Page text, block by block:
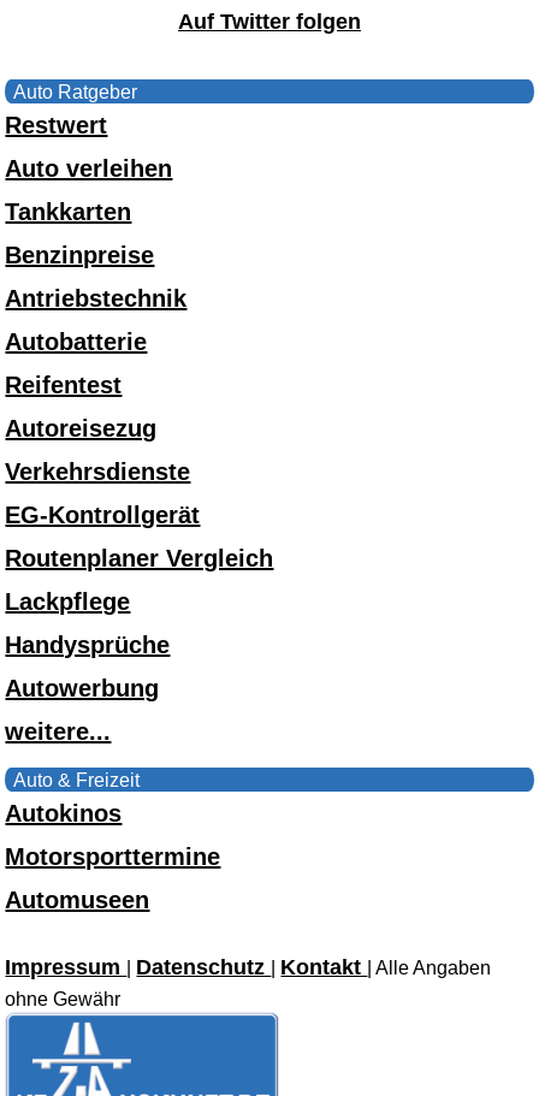
Auf Twitter folgen
Auto Ratgeber
Restwert
Auto verleihen
Tankkarten
Benzinpreise
Antriebstechnik
Autobatterie
Reifentest
Autoreisezug
Verkehrsdienste
EG-Kontrollgerät
Routenplaner Vergleich
Lackpflege
Handysprüche
Autowerbung
weitere...
Auto & Freizeit
Autokinos
Motorsporttermine
Automuseen
Impressum Datenschutz Kontakt
| Alle Angaben
ohne Gewähr